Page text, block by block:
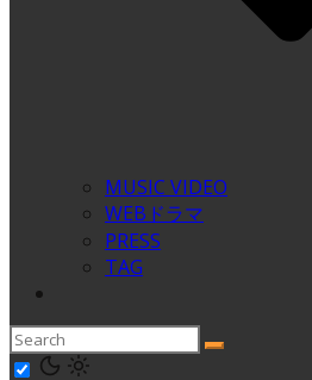
MUSIC VIDEO
WEBドラマ
PRESS
TAG